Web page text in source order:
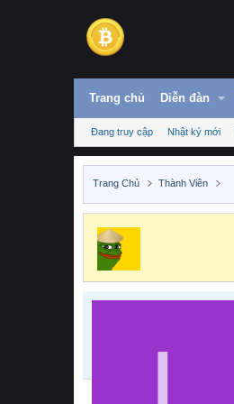
Trang chủ Diễn đàn
Đang truy cập Nhật ký mới
Trang Chủ Thành Viên